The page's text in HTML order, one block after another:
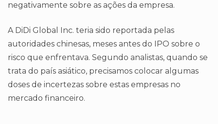
negativamente sobre as ações da empresa.
A DiDi Global Inc. teria sido reportada pelas
autoridades chinesas, meses antes do IPO sobre o
risco que enfrentava. Segundo analistas, quando se
trata do país asiático, precisamos colocar algumas
doses de incertezas sobre estas empresas no
mercado financeiro.